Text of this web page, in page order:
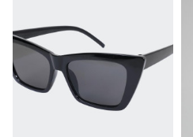
Стиль
Сезон